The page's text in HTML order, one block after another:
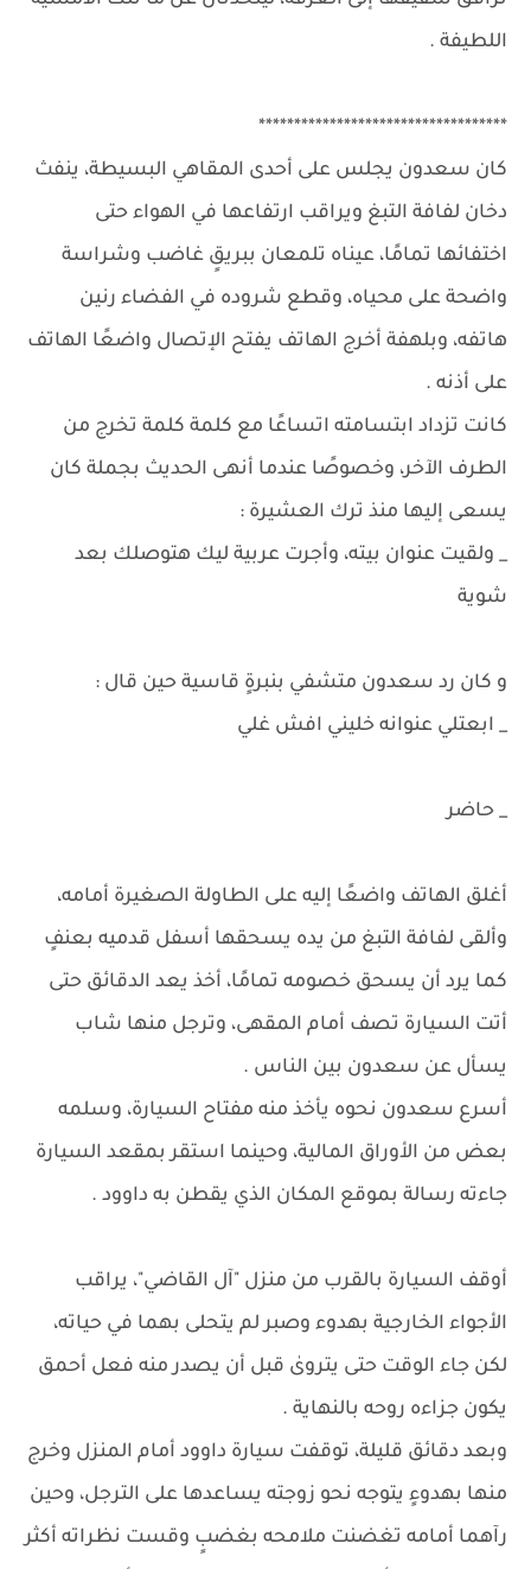
اللطيفة .
***********************************
كان سعدون يجلس على أحدى المقاهي البسيطة، ينفث
دخان لفافة التبغ ويراقب ارتفاعها في الهواء حتى
اختفائها تمامًا، عيناه تلمعان ببريقٍ غاضب وشراسة
واضحة على محياه، وقطع شروده في الفضاء رنين
هاتفه، وبلهفة أخرج الهاتف يفتح الإتصال واضعًا الهاتف
على أذنه .
كانت تزداد ابتسامته اتساعًا مع كلمة كلمة تخرج من
الطرف الآخر، وخصوصًا عندما أنهى الحديث بجملة كان
يسعى إليها منذ ترك العشيرة :
_ ولقيت عنوان بيته، وأجرت عربية ليك هتوصلك بعد
شوية
و كان رد سعدون متشفي بنبرةٍ قاسية حين قال :
_ ابعتلي عنوانه خليني افش غلي
_ حاضر
أغلق الهاتف واضعًا إليه على الطاولة الصغيرة أمامه،
وألقى لفافة التبغ من يده يسحقها أسفل قدميه بعنفٍ
كما يرد أن يسحق خصومه تمامًا، أخذ يعد الدقائق حتى
أتت السيارة تصف أمام المقهى، وترجل منها شاب
يسأل عن سعدون بين الناس .
أسرع سعدون نحوه يأخذ منه مفتاح السيارة، وسلمه
بعض من الأوراق المالية، وحينما استقر بمقعد السيارة
جاءته رسالة بموقع المكان الذي يقطن به داوود .
أوقف السيارة بالقرب من منزل "آل القاضي"، يراقب
الأجواء الخارجية بهدوء وصبر لم يتحلى بهما في حياته،
لكن جاء الوقت حتى يتروىٰ قبل أن يصدر منه فعل أحمق
يكون جزاءه روحه بالنهاية .
وبعد دقائق قليلة، توقفت سيارة داوود أمام المنزل وخرج
منها بهدوءٍ يتوجه نحو زوجته يساعدها على الترجل، وحين
رآهما أمامه تغضنت ملامحه بغضبٍ وقست نظراته أكثر